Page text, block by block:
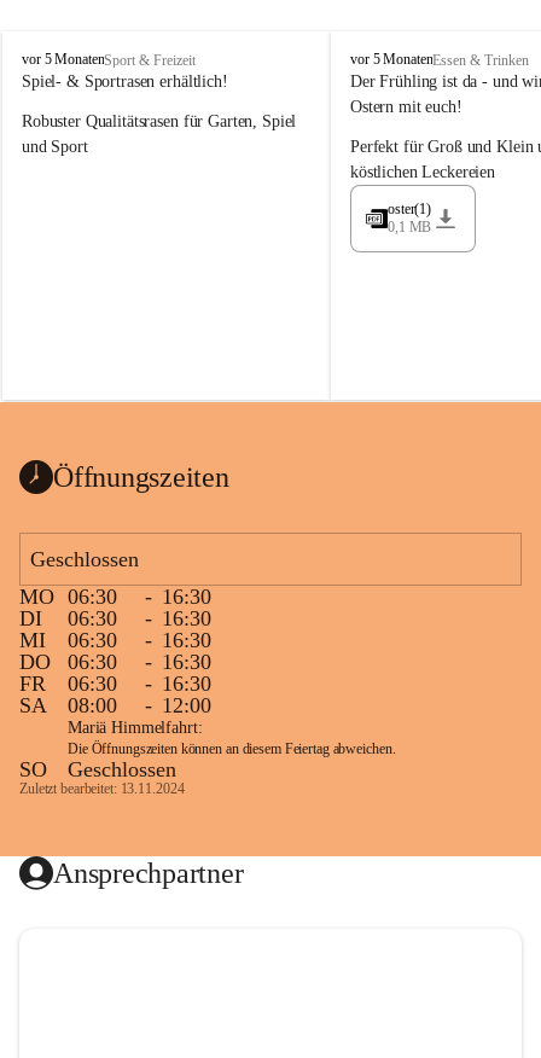
M
a
e
r
vor 5 MonatenSport & Freizeit
Spiel- & Sportrasen erhältlich!
Robuster Qualitätsrasen für Garten, Spiel
und Sport
M
a
y
r
G
ü
e
vor 5 MonatenEssen & Trinken
Der Frühling ist da - und
Ostern mit euch!
Perfekt für Groß und Klein
köstlichen Leckereien
oster(1)
0,1 MB
Öffnungszeiten
Geschlossen
MO 06:30 - 16:30
DI
06:30 - 16:30
MI
06:30 - 16:30
DO
06:30 - 16:30
FR
06:30 - 16:30
SA
08:00 - 12:00
Mariä Himmelfahrt:
Die Öffnungszeiten können an diesem Feiertag abweichen.
SO Geschlossen
Zuletzt bearbeitet: 13.11.2024
Ansprechpartner